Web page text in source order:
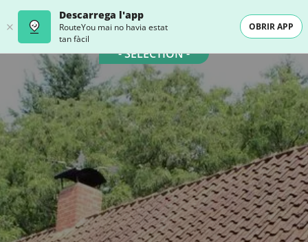
Descarrega l'app
RouteYou mai no havia estat
tan fàcil
OBRIR APP
- SELECTION -